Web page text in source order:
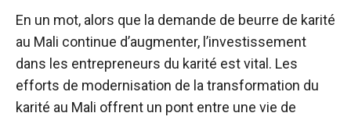
En un mot, alors que la demande de beurre de karité
au Mali continue d’augmenter, l’investissement
dans les entrepreneurs du karité est vital. Les
efforts de modernisation de la transformation du
karité au Mali offrent un pont entre une vie de